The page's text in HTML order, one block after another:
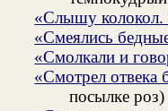
«Слышу колокол.
«Смеялись
«Смолкали и
«Смотрел отвека
посылке роз)